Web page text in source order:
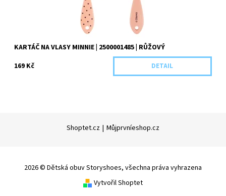
KARTÁČ NA VLASY MINNIE | 2500001485 | RŮŽOVÝ
169 Kč
DETAIL
Shoptet.cz | Můjprvníeshop.cz
2026 © Dětská obuv Storyshoes, všechna práva vyhrazena
Vytvořil Shoptet